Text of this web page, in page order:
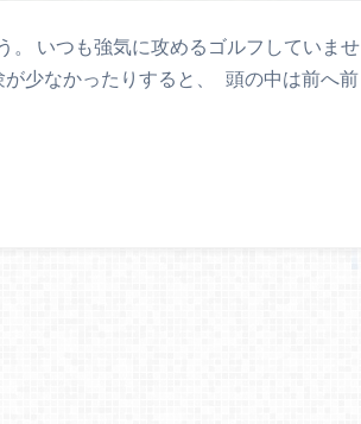
。 いつも強気に攻めるゴルフしていませ
少なかったりすると、 頭の中は前へ前